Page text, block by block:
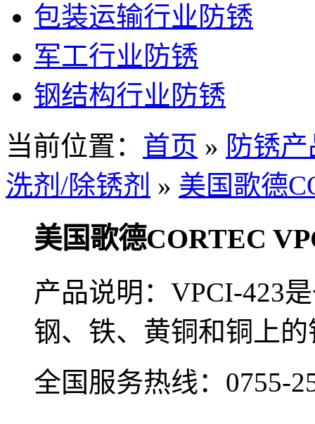
包装运输行业防锈
军工行业防锈
钢结构行业防锈
当前位置： 首页 » 防锈
洗剂/除锈剂 » 美国歌德
美国歌德CORTEC
产品说明：VPCI-423
钢、铁、黄铜和铜上
全国服务热线： 0755-